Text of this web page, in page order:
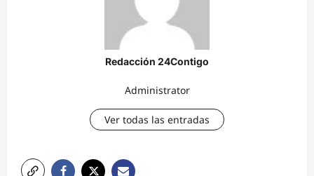
Redacción 24Contigo
Administrator
Ver todas las entradas